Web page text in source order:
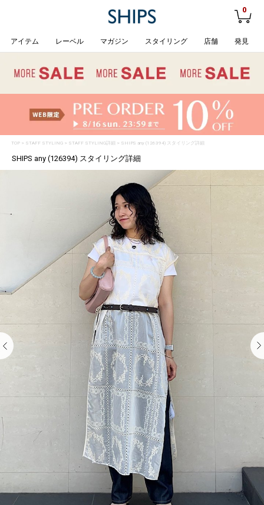
0
アイテム レーベル マガジン スタイリング 店舗 発見
TOP> STAFF STYLING> STAFF STYLING詳細 > SHIPS any (126394) スタイリング詳細
SHIPS any (126394) スタイリング詳細